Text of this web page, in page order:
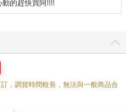
，調貨時間較長，無法與一般商品合